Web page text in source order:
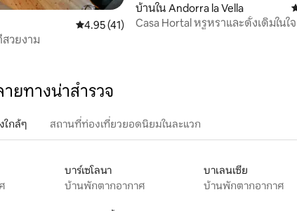
คะแนนเฉลี่ย 4.95 จาก 5, 41 รีวิว
4.95 (41)
วยงาม
บ้านใน Andorra la Vella
Casa Hortal หรูหราและดั้งเดิมในใ
ยทางน่าสำรวจ
ใกล้ๆ สถานที่ท่องเที่ยวยอดนิยมในละแวก
บาร์เซโลนา
บ้านพักตากอากาศ
บาเลนเซีย
บ้านพักตากอากาศ